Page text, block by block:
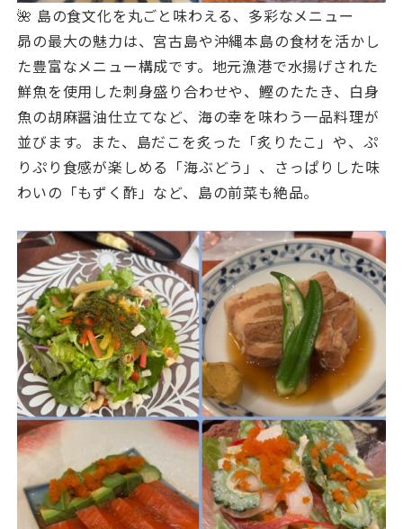
🌺 島の食文化を丸ごと味わえる、多彩なメニュー
昴の最大の魅力は、宮古島や沖縄本島の食材を活かし
た豊富なメニュー構成です。地元漁港で水揚げされた
鮮魚を使用した刺身盛り合わせや、鰹のたたき、白身
魚の胡麻醤油仕立てなど、海の幸を味わう一品料理が
並びます。また、島だこを炙った「炙りたこ」や、ぷ
りぷり食感が楽しめる「海ぶどう」、さっぱりした味
わいの「もずく酢」など、島の前菜も絶品。